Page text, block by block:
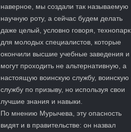
наверное, мы создали так называемую
научную роту, а сейчас будем делать
даже целый, условно говоря, технопарк
для молодых специалистов, которые
окончили высшие учебные заведения и
могут проходить не альтернативную, а
настоящую воинскую службу, воинскую
службу по призыву, но используя свои
лучшие знания и навыки.
По мнению Мурычева, эту опасность
видят и в правительстве: он назвал